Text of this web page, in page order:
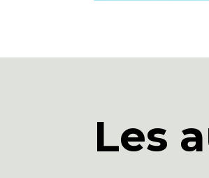
Les